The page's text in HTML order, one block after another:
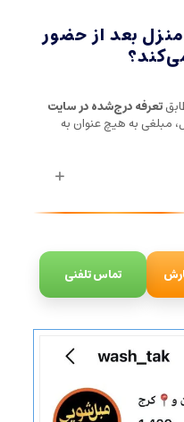
بعد از حضور
تعرفه درج‌شده در سایت
به هیچ عنوان به
تماس تلفنی